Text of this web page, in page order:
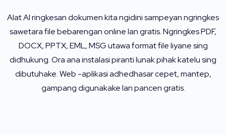
Alat AI ringkesan dokumen kita ngidini sampeyan ngringkes
sawetara file bebarengan online lan gratis. Ngringkes PDF,
DOCX, PPTX, EML, MSG utawa format file liyane sing
didhukung. Ora ana instalasi piranti lunak pihak katelu sing
dibutuhake. Web -aplikasi adhedhasar cepet, mantep,
gampang digunakake lan pancen gratis.